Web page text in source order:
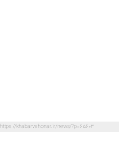
https://khabarvahonar.ir/news/?p=65603